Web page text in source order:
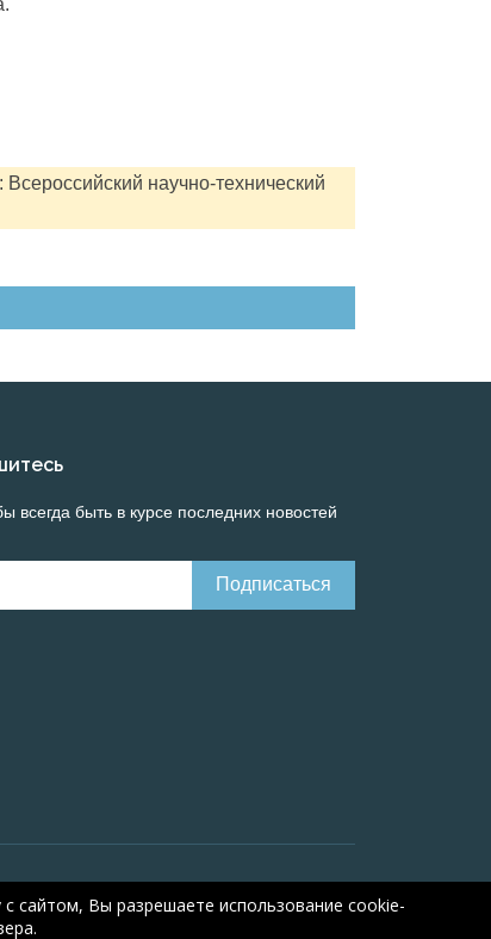
научно-технический
всегда быть в курсе последних новостей
сайтом, Вы разрешаете использование cookie-